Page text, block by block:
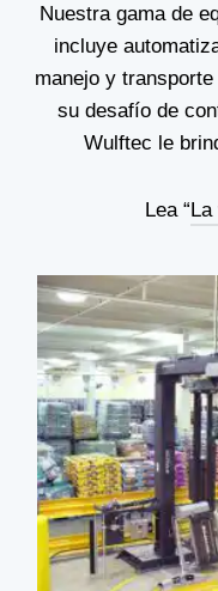
Nuestra gama de
incluye
manejo y
su desafío de
Wulftec le
Lea “La